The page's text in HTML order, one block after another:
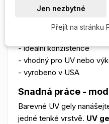
- před použitím není
- krycí vysoká
- ideální konzistence
- vhodný pro UV nebo
- vyrobeno v USA
Snadná práce -
Barevné UV gely
jedné tenké vrstvě. UV
Jen nezbytné
Přejít na stránku